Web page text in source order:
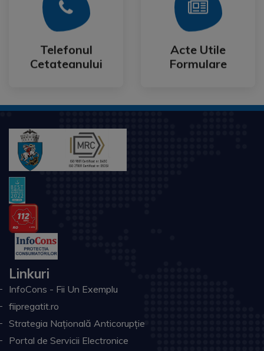
Telefonul
Cetateanului
Telefonul
Cetateanului
Mai Mult
Acte Utile
Formulare
Acte Utile
Formulare
Mai Mult
Linkuri
InfoCons - Fii Un Exemplu
fiipregatit.ro
Strategia Națională Anticorupție
Portal de Servicii Electronice